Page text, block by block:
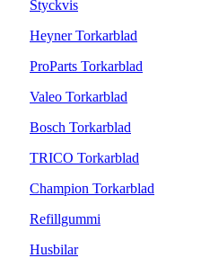
Styckvis
Heyner Torkarblad
ProParts Torkarblad
Valeo Torkarblad
Bosch Torkarblad
TRICO Torkarblad
Champion Torkarblad
Refillgummi
Husbilar